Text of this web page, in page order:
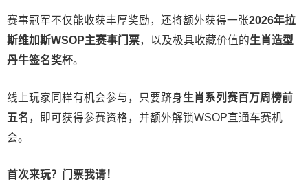
赛事冠军不仅能收获丰厚奖励，还将额外获得一张2026年拉
斯维加斯WSOP主赛事门票，以及极具收藏价值的生肖造型
丹牛签名奖杯。
线上玩家同样有机会参与，只要跻身生肖系列赛百万周榜前
五名 ，即可获得参赛资格，并额外解锁WSOP直通车赛机
会。
首次来玩？门票我请！